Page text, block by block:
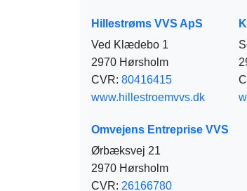
Hillestrøms VVS ApS
Ved Klædebo 1
2970 Hørsholm
CVR: 80416415
www.hillestroemvvs.dk
Omvejens Entreprise VVS
Ørbæksvej 21
2970 Hørsholm
CVR: 26166780